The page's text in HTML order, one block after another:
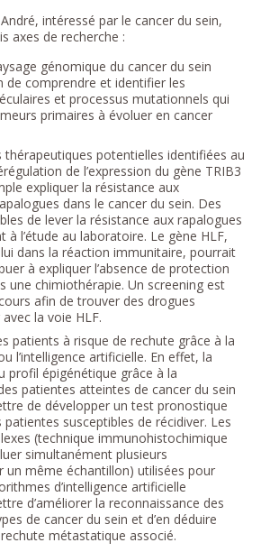
intéressé par le cancer du sein,
axes de recherche :
génomique du cancer du sein
de comprendre et identifier les
et processus mutationnels qui
primaires à évoluer en cancer
thérapeutiques potentielles identifiées au
de l’expression du gène TRIB3
expliquer la résistance aux
dans le cancer du sein. Des
de lever la résistance aux rapalogues
à l’étude au laboratoire. Le gène HLF,
dans la réaction immunitaire, pourrait
à expliquer l’absence de protection
une chimiothérapie. Un screening est
afin de trouver des drogues
la voie HLF.
patients à risque de rechute grâce à la
l’intelligence artificielle. En effet, la
profil épigénétique grâce à la
patientes atteintes de cancer du sein
de développer un test pronostique
susceptibles de récidiver. Les
(technique immunohistochimique
simultanément plusieurs
un même échantillon) utilisées pour
d’intelligence artificielle
d’améliorer la reconnaissance des
de cancer du sein et d’en déduire
métastatique associé.